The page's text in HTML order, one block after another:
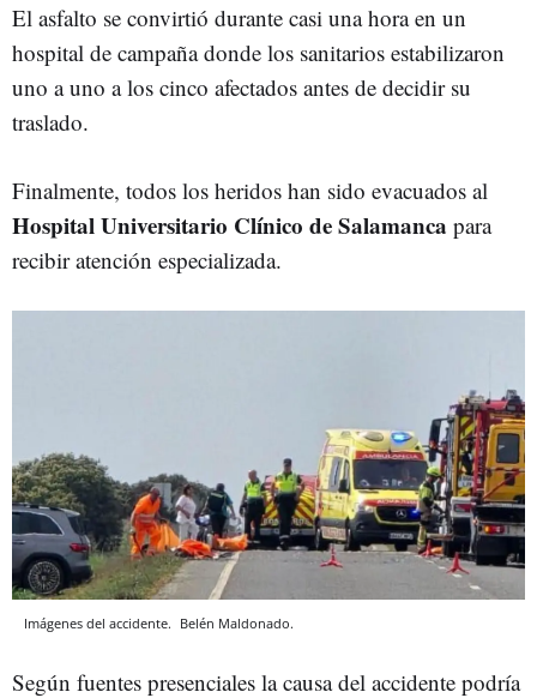
El asfalto se convirtió durante casi una hora en un
hospital de campaña donde los sanitarios estabilizaron
uno a uno a los cinco afectados antes de decidir su
traslado.
Finalmente, todos los heridos han sido evacuados al
Hospital Universitario Clínico de Salamanca para
recibir atención especializada.
Imágenes del accidente. Belén Maldonado.
Según fuentes presenciales la causa del accidente podría